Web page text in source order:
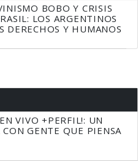
BOBO Y CRISIS
LOS ARGENTINOS
DERECHOS Y HUMANOS
VIVO +PERFIL!: UN
CON GENTE QUE PIENSA